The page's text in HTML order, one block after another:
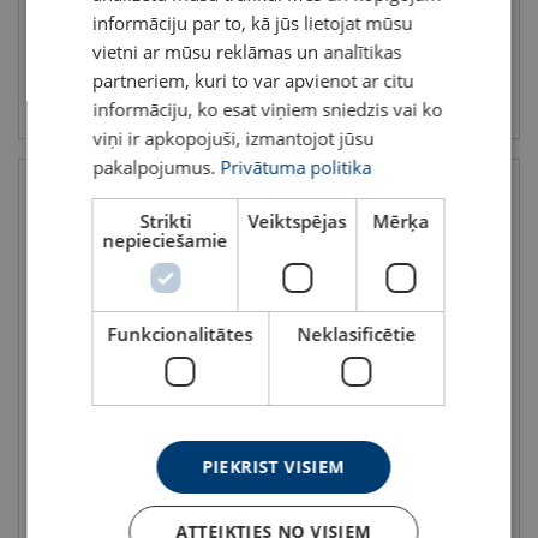
Skatīt Skatīt
Celtspēja : 1.4 - 19 tonnas
Klase: 10
informāciju par to, kā jūs lietojat mūsu
vietni ar mūsu reklāmas un analītikas
partneriem, kuri to var apvienot ar citu
informāciju, ko esat viņiem sniedzis vai ko
viņi ir apkopojuši, izmantojot jūsu
pakalpojumus. Privātuma politika
Strikti
nepieciešamie
Veiktspējas Mērķa
Funkcionalitātes Neklasificētie
PIEKRIST VISIEM
ATTEIKTIES NO VISIEM